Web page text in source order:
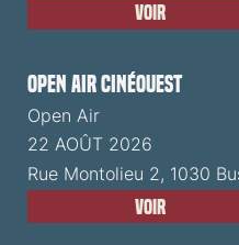
Voir
Open Air CinéOuest
Open Air
22 AOÛT 2026
Rue Montolieu 2, 1030
Voir